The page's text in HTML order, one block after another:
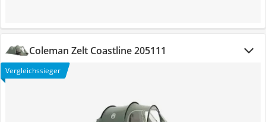
Coleman Zelt Coastline 205111
Vergleichssieger